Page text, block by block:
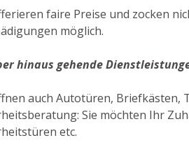
faire Preise und zocken
möglich.
hinaus gehende
auch Autotüren, Briefkästen,
Sie möchten Ihr
etc.